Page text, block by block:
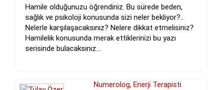
Hamile olduğunuzu öğrendiniz. Bu sürede beden,
sağlık ve psikoloji konusunda sizi neler bekliyor?..
Nelerle karşılaşacaksınız? Nelere dikkat etmelisiniz?
Hamilelik konusunda merak ettiklerinizi bu yazı
serisinde bulacaksınız...
Numerolog, Enerji Terapisti